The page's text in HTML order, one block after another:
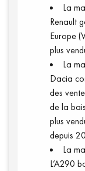
La
Renault
Europe
plus
La
Dacia
des
de la
plus
depuis
La
L’A290